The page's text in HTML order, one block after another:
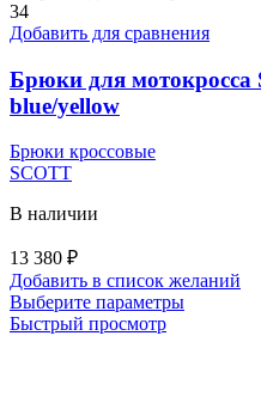
вариаций.
можно
выбрать
34
Добавить для сравнения
Брюки для мотокросса
blue/yellow
Брюки кроссовые
SCOTT
В наличии
13 380 ₽
Добавить в список желаний
Выберите параметрыЭтот
Быстрый просмотр